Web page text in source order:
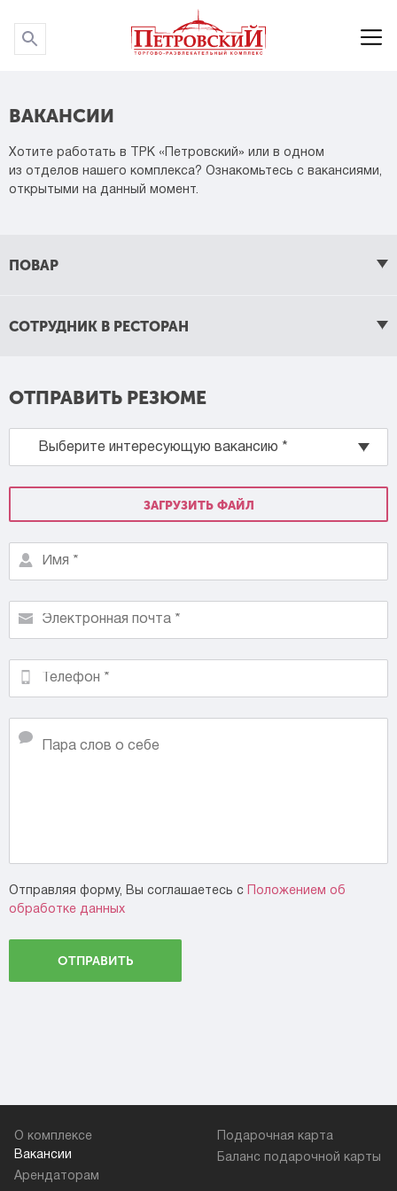
ВАКАНСИИ
Хотите работать в ТРК «Петровский» или в одном
из отделов нашего комплекса? Ознакомьтесь с вакансиями,
открытыми на данный момент.
ПОВАР
СОТРУДНИК В РЕСТОРАН
ОТПРАВИТЬ РЕЗЮМЕ
ЗАГРУЗИТЬ ФАЙЛ
Отправляя форму, Вы соглашаетесь c
Положением об
обработке данных
ОТПРАВИТЬ
О комплексе
Вакансии
Арендаторам
Подарочная карта
Баланс подарочной карты